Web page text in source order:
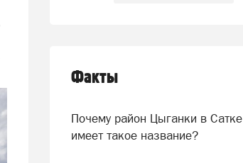
Факты
Почему район Цыганки в Сатке
имеет такое название?